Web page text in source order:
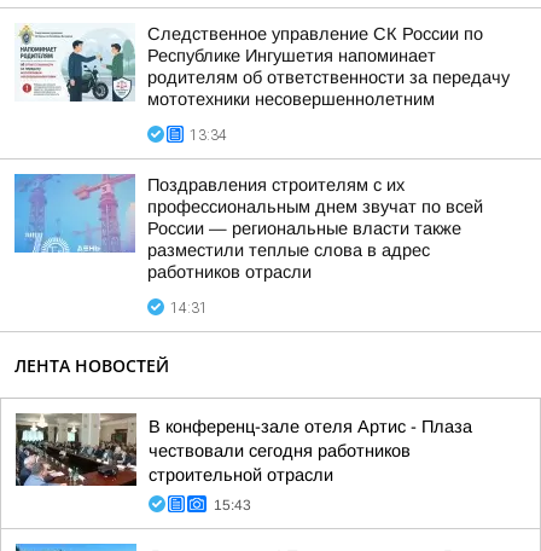
Следственное управление СК России по
Республике Ингушетия напоминает
родителям об ответственности за передачу
мототехники несовершеннолетним
13:34
Поздравления строителям с их
профессиональным днем звучат по всей
России — региональные власти также
разместили теплые слова в адрес
работников отрасли
14:31
ЛЕНТА НОВОСТЕЙ
В конференц-зале отеля Артис - Плаза
чествовали сегодня работников
строительной отрасли
15:43